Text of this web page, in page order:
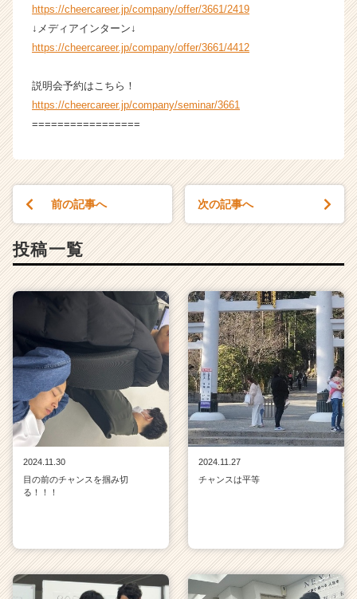
https://cheercareer.jp/company/offer/3661/2419
↓メディアインターン↓
https://cheercareer.jp/company/offer/3661/4412
説明会予約はこちら！
https://cheercareer.jp/company/seminar/3661
=================
前の記事へ 次の記事へ
投稿一覧
2024.11.30
目の前のチャンスを掴み切
る！！！
2024.11.27
チャンスは平等